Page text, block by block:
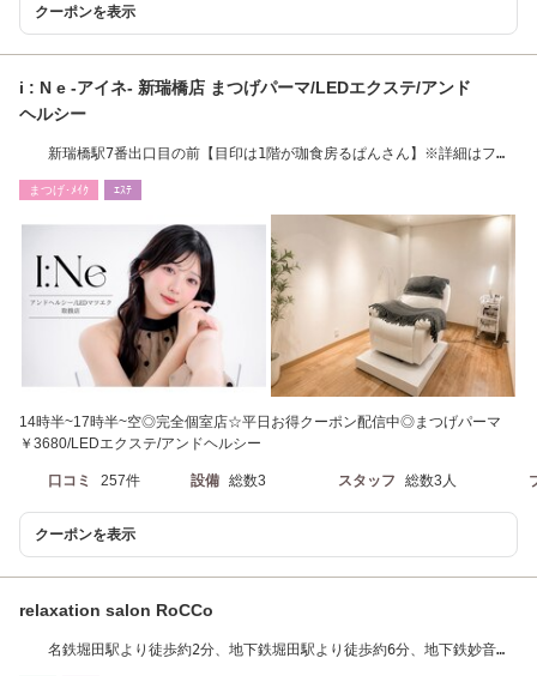
クーポンを表示
i : N e -アイネ- 新瑞橋店 まつげパーマ/LEDエクステ/アンド
ヘルシー
新瑞橋駅7番出口目の前【目印は1階が珈食房るぱんさん】※詳細はフォ
まつげ･ﾒｲｸ ｴｽﾃ
14時半~17時半~空◎完全個室店☆平日お得クーポン配信中◎まつげパーマ
￥3680/LEDエクステ/アンドヘルシー
口コミ 257件 設備 総数3 スタッフ 総数3人
クーポンを表示
relaxation salon RoCCo
名鉄堀田駅より徒歩約2分、地下鉄堀田駅より徒歩約6分、地下鉄妙音通